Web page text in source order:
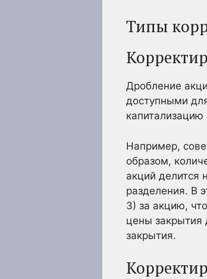
Типы
Дробление
доступными
Например,
образом,
акций делится
разделения. В
3) за акцию,
цены закрытия
закрытия.